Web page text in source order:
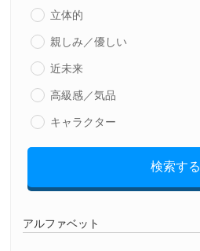
立体的
親しみ／優しい
近未来
高級感／気品
キャラクター
検索する
アルファベット